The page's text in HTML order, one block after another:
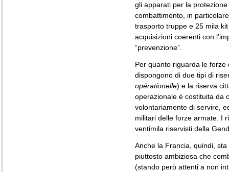
gli apparati per la
combattimento, in
trasporto truppe e 25 mila
acquisizioni coerenti con
“prevenzione”.
Per quanto riguarda le
dispongono di due tipi di
opérationelle) e la riserva
operazionale è costituita da
volontariamente di servire,
militari delle forze armate. I
ventimila riservisti della
Anche la Francia, quindi,
piuttosto ambiziosa che
(stando però attenti a non